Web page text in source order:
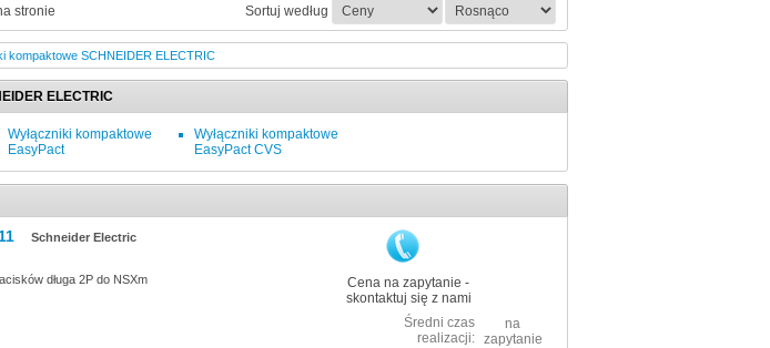
stronie Sortuj według
kompaktowe SCHNEIDER ELECTRIC
ELECTRIC
Wyłączniki kompaktowe
EasyPact
Wyłączniki kompaktowe
EasyPact CVS
Schneider Electric
długa 2P do NSXm
Cena na zapytanie -
skontaktuj się z nami
na
zapytanie
Średni czas
realizacji: